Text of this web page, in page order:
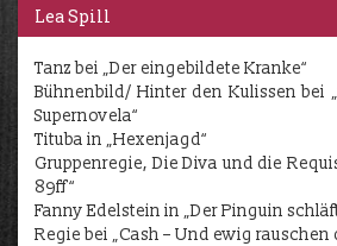
Lea Spill
Tanz bei „Der eingebildete Kranke“
Bühnenbild/ Hinter den Kulissen bei
Supernovela“
Tituba in „Hexenjagd“
Gruppenregie, Die Diva und die
89ff“
Fanny Edelstein in „Der Pinguin
Regie bei „Cash – Und ewig rauschen